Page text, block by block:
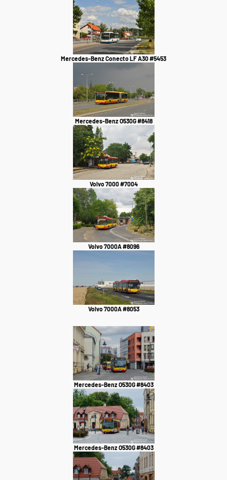
Mercedes-Benz Conecto LF A30 #5453
Mercedes-Benz O530G #8418
Volvo 7000 #7004
Volvo 7000A #8096
Volvo 7000A #8053
Mercedes-Benz O530G #8403
Mercedes-Benz O530G #8403